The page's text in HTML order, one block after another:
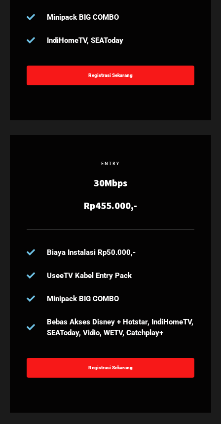
Minipack BIG COMBO
IndiHomeTV, SEAToday
Registrasi Sekarang
ENTRY
30Mbps
Rp455.000,-
Biaya Instalasi Rp50.000,-
UseeTV Kabel Entry Pack
Minipack BIG COMBO
Bebas Akses Disney + Hotstar, IndiHomeTV,
SEAToday, Vidio, WETV, Catchplay+
Registrasi Sekarang